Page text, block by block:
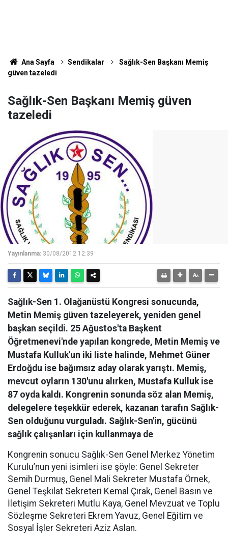
Ana Sayfa Sendikalar
Sağlık-Sen Başkanı Memiş
güven tazeledi
Sağlık-Sen Başkanı Memiş güven
tazeledi
Yayınlanma: 30/08/2012 12:39
Sağlık-Sen 1. Olağanüstü Kongresi sonucunda,
Metin Memiş güven tazeleyerek, yeniden genel
başkan seçildi. 25 Ağustos'ta Başkent
Öğretmenevi'nde yapılan kongrede, Metin Memiş ve
Mustafa Kulluk'un iki liste halinde, Mehmet Güner
Erdoğdu ise bağımsız aday olarak yarıştı. Memiş,
mevcut oyların 130'unu alırken, Mustafa Kulluk ise
87 oyda kaldı. Kongrenin sonunda söz alan Memiş,
delegelere teşekkür ederek, kazanan tarafın Sağlık-
Sen olduğunu vurguladı. Sağlık-Sen'in, gücünü
sağlık çalışanları için kullanmaya de
Kongrenin sonucu Sağlık-Sen Genel Merkez Yönetim
Kurulu’nun yeni isimleri ise şöyle: Genel Sekreter
Semih Durmuş, Genel Mali Sekreter Mustafa Örnek,
Genel Teşkilat Sekreteri Kemal Çırak, Genel Basın ve
İletişim Sekreteri Mutlu Kaya, Genel Mevzuat ve Toplu
Sözleşme Sekreteri Ekrem Yavuz, Genel Eğitim ve
Sosyal İşler Sekreteri Aziz Aslan.